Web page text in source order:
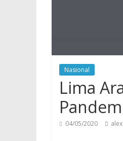
Nasional
Lima
04/05/2020 alex